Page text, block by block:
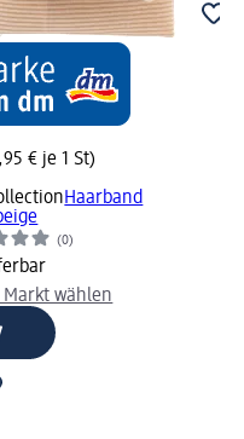
€ je 1 St)
Haarband
(0)
Markt wählen